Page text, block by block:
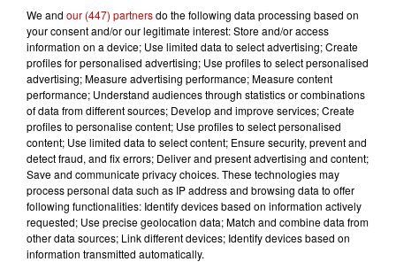
Gagnez vos places pour le
Festival du Roi Arthur 2026 !
Gagnez vos entrées pour le
Musée du Sport Automobile au
Mans !
We and our (447) partnersdo the following data processing based on
your consent and/or our legitimate interest: Store and/or access
information on a device; Use limited data to select advertising; Create
profiles for personalised advertising; Use profiles to select personalised
advertising; Measure advertising performance; Measure content
performance; Understand audiences through statistics or combinations
of data from different sources; Develop and improve services; Create
profiles to personalise content; Use profiles to select personalised
content; Use limited data to select content; Ensure security, prevent and
detect fraud, and fix errors; Deliver and present advertising and content;
Save and communicate privacy choices. These technologies may
process personal data such as IP address and browsing data to offer
following functionalities: Identify devices based on information actively
requested; Use precise geolocation data; Match and combine data from
other data sources; Link different devices; Identify devices based on
information transmitted automatically.